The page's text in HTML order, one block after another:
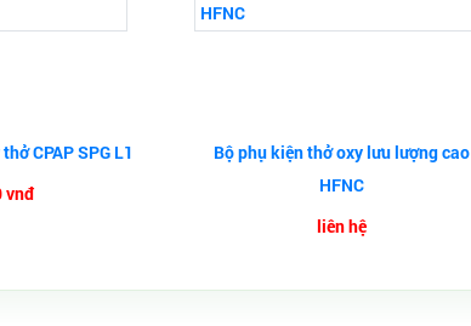
CPAP SPG L1
vnđ
Bộ phụ kiện thở oxy lưu lượng cao
HFNC
liên hệ